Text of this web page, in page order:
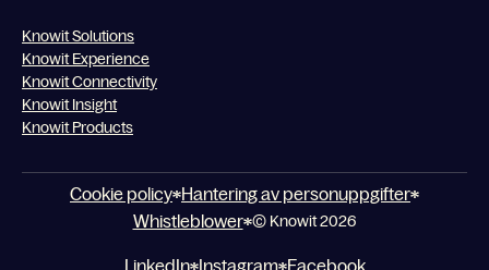
Knowit Solutions
Knowit Experience
Knowit Connectivity
Knowit Insight
Knowit Products
Cookie policy Hantering av personuppgifter
Whistleblower © Knowit 2026
LinkedIn Instagram Facebook